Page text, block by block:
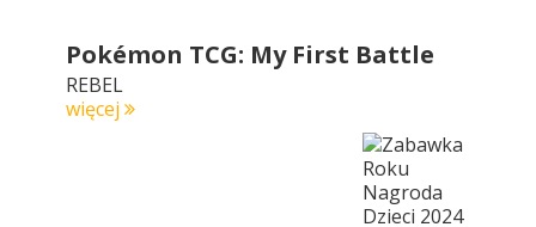
Pokémon TCG: My First Battle
REBEL
więcej